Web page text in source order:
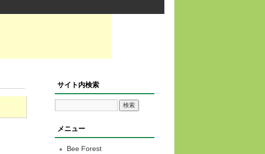
サイト内検索
メニュー
Bee Forest